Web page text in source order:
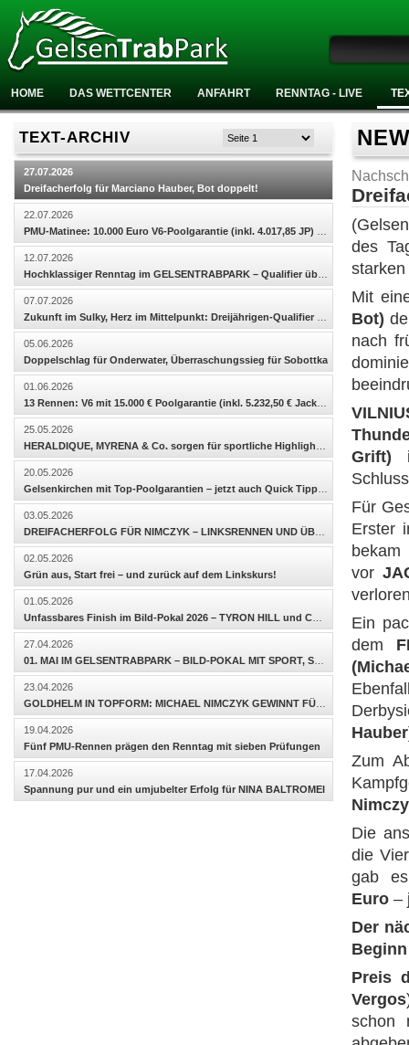
HOME DAS WETTCENTER ANFAHRT RENNTAG - LIVE
des
Mit
Bot)
nach
Grift)
Für
Erster
vor
Ein
dem
Zum
Die
die
gab
Euro –
Der
Preis
Vergos
schon
TEXT-ARCHIV
27.07.2026
Dreifacherfolg für Marciano Hauber, Bot doppelt!
22.07.2026
PMU-Matinee: 10.000 Euro V6-Poolgarantie (inkl. 4.017,85 JP) und 2.500 Euro Poolgarantie in der Vier
12.07.2026
Hochklassiger Renntag im GELSENTRABPARK – Qualifier überzeugen, 4.017,85 Euro Jackpot in der V6-Wett
07.07.2026
Zukunft im Sulky, Herz im Mittelpunkt: Dreijährigen-Qualifier und For Children Living prägen den Ren
05.06.2026
Doppelschlag für Onderwater, Überraschungssieg für Sobottka
01.06.2026
13 Rennen: V6 mit 15.000 € Poolgarantie (inkl. 5.232,50 € Jackpot) und spannendes Gästefahren
25.05.2026
HERALDIQUE, MYRENA & Co. sorgen für sportliche Highlights – SANI BK kommt zum ersten Sieg!
20.05.2026
Gelsenkirchen mit Top-Poolgarantien – jetzt auch Quick Tipp in der Viererwette möglich!
03.05.2026
DREIFACHERFOLG FÜR NIMCZYK – LINKSRENNEN UND ÜBERRASCHUNGEN BEGEISTERN
02.05.2026
Grün aus, Start frei – und zurück auf dem Linkskurs!
01.05.2026
Unfassbares Finish im Bild-Pokal 2026 – TYRON HILL und CHARMY CHARLY AS untrennbar an der Linie
27.04.2026
01. MAI IM GELSENTRABPARK – BILD-POKAL MIT SPORT, SHOW UND STIMMUNG
23.04.2026
GOLDHELM IN TOPFORM: MICHAEL NIMCZYK GEWINNT FÜNF RENNEN
19.04.2026
Fünf PMU-Rennen prägen den Renntag mit sieben Prüfungen
17.04.2026
Spannung pur und ein umjubelter Erfolg für NINA BALTROMEI